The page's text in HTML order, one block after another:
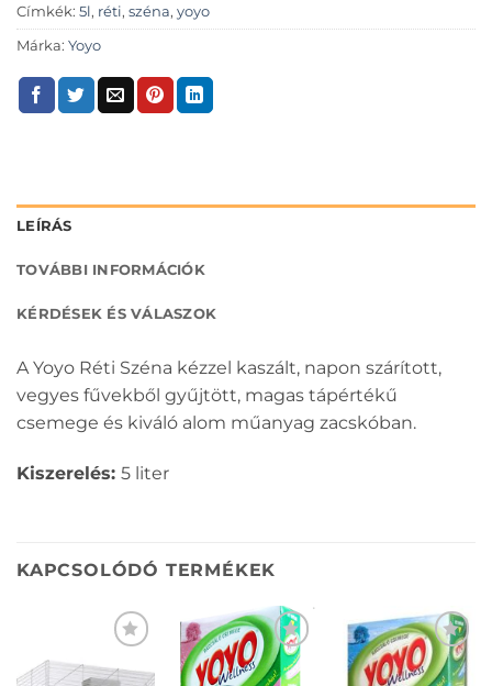
Címkék: 5l , réti, széna, yoyo
Márka: Yoyo
LEÍRÁS
TOVÁBBI INFORMÁCIÓK
KÉRDÉSEK ÉS VÁLASZOK
A Yoyo Réti Széna kézzel kaszált, napon szárított,
vegyes fűvekből gyűjtött, magas tápértékű
csemege és kiváló alom műanyag zacskóban.
Kiszerelés: 5 liter
KAPCSOLÓDÓ TERMÉKEK
KEDVENCEKHEZ KEDVENCEKHEZ KEDVENCEKHEZ